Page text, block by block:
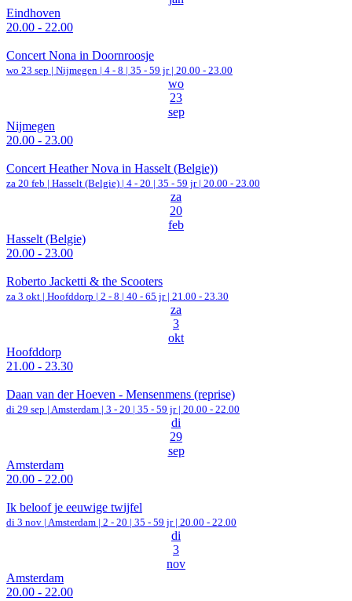
Eindhoven
20.00 - 22.00
Concert Nona in Doornroosje
wo 23 sep | Nijmegen | 4 - 8 | 35 - 59 jr | 20.00 - 23.00
wo
23
sep
Nijmegen
20.00 - 23.00
Concert Heather Nova in Hasselt (Belgie))
za 20 feb | Hasselt (Belgie) | 4 - 20 | 35 - 59 jr | 20.00 - 23.00
za
20
feb
Hasselt (Belgie)
20.00 - 23.00
Roberto Jacketti & the Scooters
za 3 okt | Hoofddorp | 2 - 8 | 40 - 65 jr | 21.00 - 23.30
za
3
okt
Hoofddorp
21.00 - 23.30
Daan van der Hoeven - Mensenmens (reprise)
di 29 sep | Amsterdam | 3 - 20 | 35 - 59 jr | 20.00 - 22.00
di
29
sep
Amsterdam
20.00 - 22.00
Ik beloof je eeuwige twijfel
di 3 nov | Amsterdam | 2 - 20 | 35 - 59 jr | 20.00 - 22.00
di
3
nov
Amsterdam
20.00 - 22.00